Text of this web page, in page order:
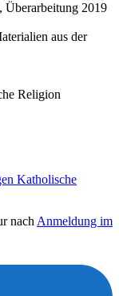
Überarbeitung 2019
aus der
Religion
Katholische
nach Anmeldung im